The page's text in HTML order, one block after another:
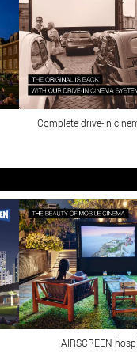
Complete drive-in
AIRSCREEN